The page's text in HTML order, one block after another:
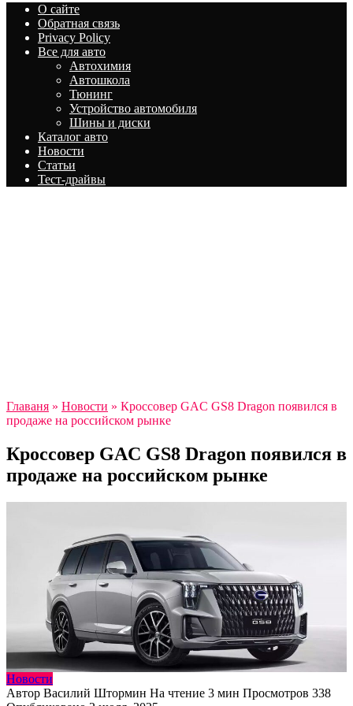
О сайте
Обратная связь
Privacy Policy
Все для авто
Автохимия
Автошкола
Тюнинг
Устройство автомобиля
Шины и диски
Каталог авто
Новости
Статьи
Тест-драйвы
Главаня » Новости » Кроссовер GAC GS8 Dragon появился в
продаже на российском рынке
Кроссовер GAC GS8 Dragon появился в
продаже на российском рынке
Новости
Автор Василий Штормин На чтение 3 мин Просмотров 338